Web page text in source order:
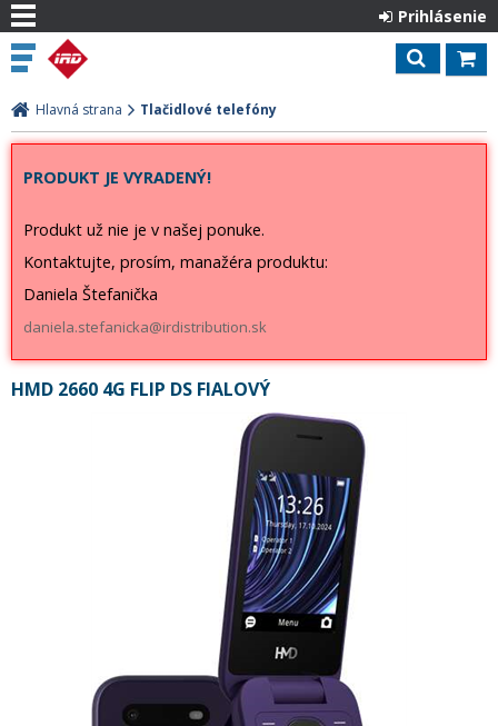
Prihlásenie
Hlavná strana Tlačidlové telefóny
PRODUKT JE VYRADENÝ!
Produkt už nie je v našej ponuke.
Kontaktujte, prosím, manažéra produktu:
Daniela Štefanička
daniela.stefanicka@irdistribution.sk
HMD 2660 4G FLIP DS FIALOVÝ